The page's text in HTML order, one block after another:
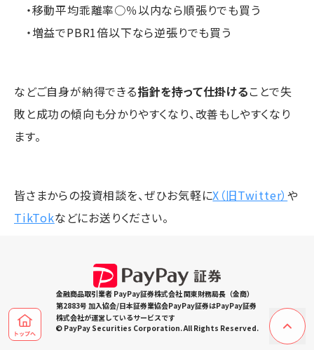
・移動平均乖離率○％以内なら順張りでも買う
・増益でPBR1倍以下なら逆張りでも買う
などご自身が納得できる指針を持って仕掛けることで失
敗と成功の傾向も分かりやすくなり、改善もしやすくなり
ます。
皆さまからの投資相談を、ぜひお気軽にX（旧Twitter）や
TikTokなどにお送りください。
金融商品取引業者 PayPay証券株式会社 関東財務局長（金商）
第2883号 加入協会/日本証券業協会PayPay証券はPayPay証券
株式会社が運営しているサービスです
© PayPay Securities Corporation. All Rights Reserved.